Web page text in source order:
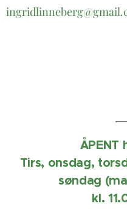
ÅPENT
Tirs, onsdag,
søndag
kl.